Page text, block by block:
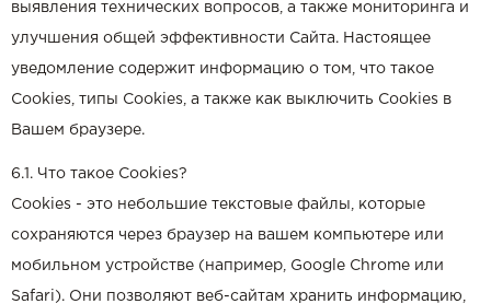
выявления технических вопросов, а также мониторинга и
улучшения общей эффективности Сайта. Настоящее
уведомление содержит информацию о том, что такое
Cookies, типы Cookies, а также как выключить Cookies в
Вашем браузере.
6.1. Что такое Cookies?
Cookies - это небольшие текстовые файлы, которые
сохраняются через браузер на вашем компьютере или
мобильном устройстве (например, Google Chrome или
Safari). Они позволяют веб-сайтам хранить информацию,